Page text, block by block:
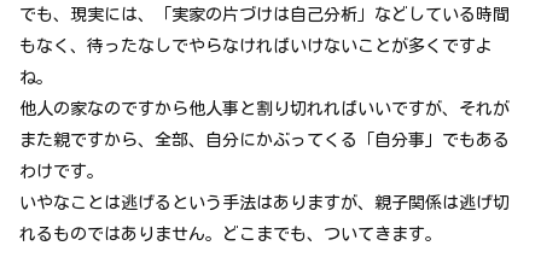
でも、現実には、「実家の片づけは自己分析」などしている時間
もなく、待ったなしでやらなければいけないことが多くですよ
ね。
他人の家なのですから他人事と割り切れればいいですが、それが
また親ですから、全部、自分にかぶってくる「自分事」でもある
わけです。
いやなことは逃げるという手法はありますが、親子関係は逃げ切
れるものではありません。どこまでも、ついてきます。